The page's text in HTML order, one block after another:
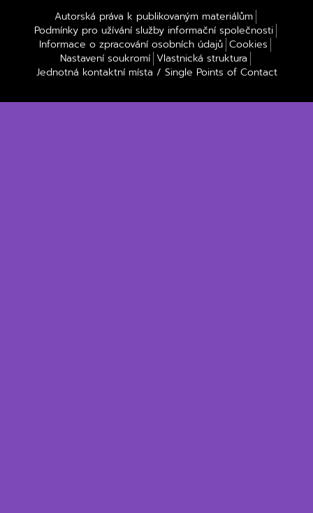
Autorská práva k publikovaným materiálům
Podmínky pro užívání služby informační společnosti
Informace o zpracování osobních údajů Cookies
Nastavení soukromí Vlastnická struktura
Jednotná kontaktní místa / Single Points of Contact